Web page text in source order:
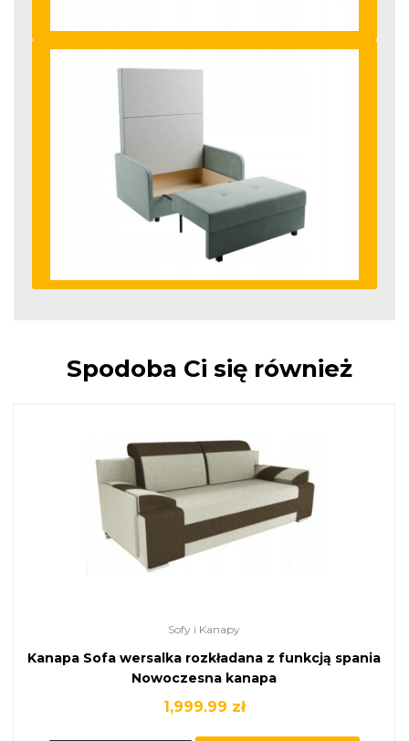
Spodoba Ci się również
Sofy i Kanapy
Kanapa Sofa wersalka rozkładana z funkcją spania
Nowoczesna kanapa
1,999.99 zł